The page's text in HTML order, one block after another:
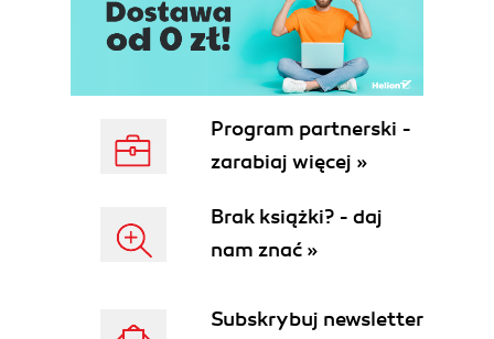
Program partnerski -
zarabiaj więcej »
Brak książki? - daj
nam znać »
Subskrybuj newsletter